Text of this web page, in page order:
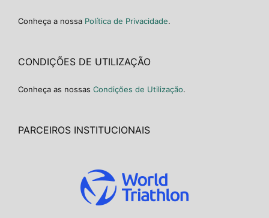
Conheça a nossa Política de Privacidade.
CONDIÇÕES DE UTILIZAÇÃO
Conheça as nossas Condições de Utilização.
PARCEIROS INSTITUCIONAIS